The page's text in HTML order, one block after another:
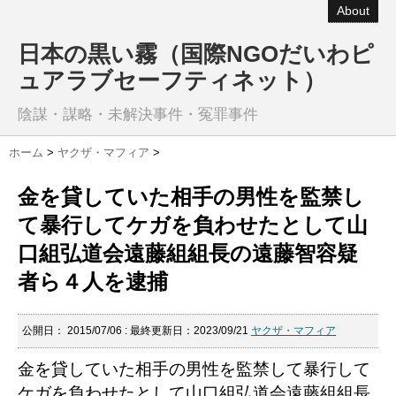
About
日本の黒い霧（国際NGOだいわピ
ュアラブセーフティネット）
陰謀・謀略・未解決事件・冤罪事件
ホーム > ヤクザ・マフィア >
金を貸していた相手の男性を監禁し
て暴行してケガを負わせたとして山
口組弘道会遠藤組組長の遠藤智容疑
者ら４人を逮捕
公開日： 2015/07/06 : 最終更新日：2023/09/21 ヤクザ・マフィア
金を貸していた相手の男性を監禁して暴行して